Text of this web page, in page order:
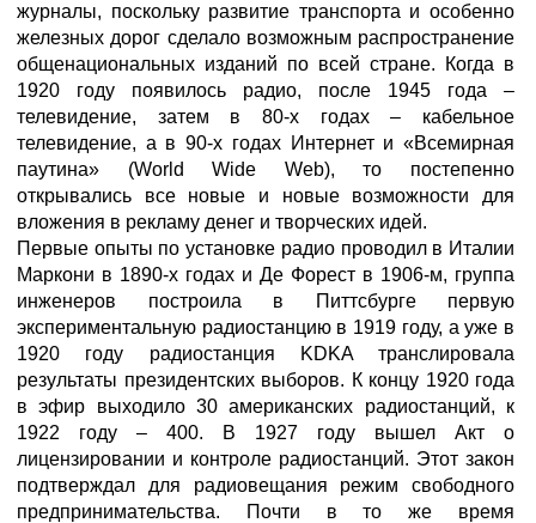
журналы, поскольку развитие транспорта и особенно
железных дорог сделало возможным распространение
общенациональных изданий по всей стране. Когда в
1920 году появилось радио, после 1945 года –
телевидение, затем в 80-х годах – кабельное
телевидение, а в 90-х годах Интернет и «Всемирная
паутина» (World Wide Web), то постепенно
открывались все новые и новые возможности для
вложения в рекламу денег и творческих идей.
Первые опыты по установке радио проводил в Италии
Маркони в 1890-х годах и Де Форест в 1906-м, группа
инженеров построила в Питтсбурге первую
экспериментальную радиостанцию в 1919 году, а уже в
1920 году радиостанция KDKA транслировала
результаты президентских выборов. К концу 1920 года
в эфир выходило 30 американских радиостанций, к
1922 году – 400. В 1927 году вышел Акт о
лицензировании и контроле радиостанций. Этот закон
подтверждал для радиовещания режим свободного
предпринимательства. Почти в то же время